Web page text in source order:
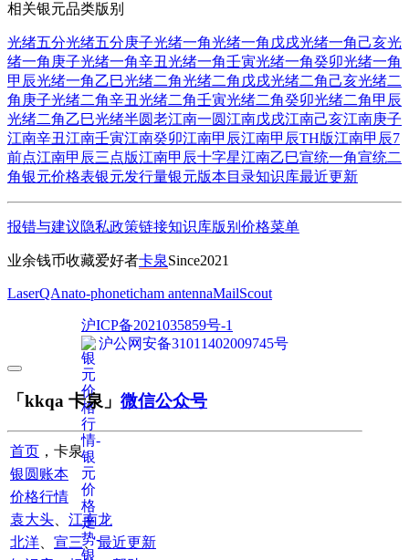
相关银元品类版别
光绪五分光绪五分庚子光绪一角光绪一角戊戌光绪一角己亥光
绪一角庚子光绪一角辛丑光绪一角壬寅光绪一角癸卯光绪一角
甲辰光绪一角乙巳光绪二角光绪二角戊戌光绪二角己亥光绪二
角庚子光绪二角辛丑光绪二角壬寅光绪二角癸卯光绪二角甲辰
光绪二角乙巳光绪半圆老江南一圆江南戊戌江南己亥江南庚子
江南辛丑江南壬寅江南癸卯江南甲辰江南甲辰TH版江南甲辰7
前点江南甲辰三点版江南甲辰十字星江南乙巳宣统一角宣统二
角银元价格表银元发行量银元版本目录知识库最近更新
报错与建议隐私政策链接知识库版别 价格菜单
业余钱币收藏爱好者卡泉Since2021
LaserQAnato-phoneticham antennaMailScout
沪ICP备2021035859号-1
沪公网安备31011402009745号
「kkqa 卡泉」 微信公众号
首页 ，卡泉
银圆账本
价格行情
袁大头
江南龙
北洋
宣三、最近更新